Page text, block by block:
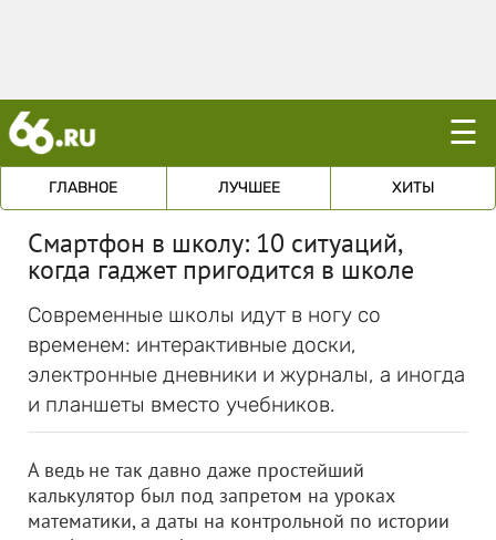
☰
ГЛАВНОЕ ЛУЧШЕЕ ХИТЫ
Смартфон в школу: 10 ситуаций,
когда гаджет пригодится в школе
Современные школы идут в ногу со
временем: интерактивные доски,
электронные дневники и журналы, а иногда
и планшеты вместо учебников.
А ведь не так давно даже простейший
калькулятор был под запретом на уроках
математики, а даты на контрольной по истории